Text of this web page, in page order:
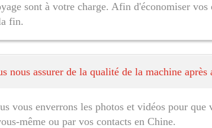
sont à votre charge. Afin d'économiser
fin.
nous assurer de la qualité de la machine après
vous enverrons les photos et vidéos pour
même ou par vos contacts en Chine.